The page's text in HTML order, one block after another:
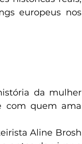
europeus nos
da mulher
com quem ama
Aline Brosh